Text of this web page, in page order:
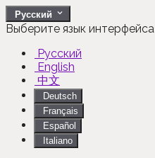
Перейти
к
содержимому
Русский
Выберите язык интерфейса
Русский
English
中文
Deutsch
Français
Español
Italiano